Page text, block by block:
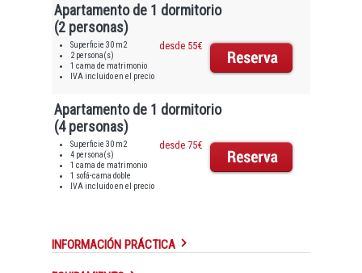
Apartamento de 1 dormitorio
(2 personas)
Superficie 30 m2
2 persona(s)
1 cama de matrimonio
IVA incluido en el precio
desde 55€
Apartamento de 1 dormitorio
(4 personas)
Superficie 30 m2
4 persona(s)
1 cama de matrimonio
1 sofá-cama doble
IVA incluido en el precio
desde 75€
INFORMACIÓN PRÁCTICA